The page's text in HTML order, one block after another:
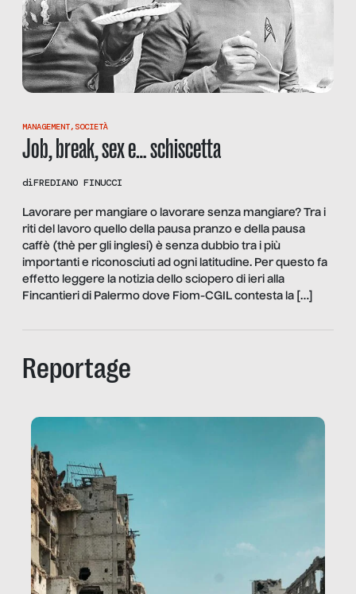
MANAGEMENT, SOCIETÀ
Job, break, sex e… schiscetta
diFREDIANO FINUCCI
Lavorare per mangiare o lavorare senza mangiare? Tra i
riti del lavoro quello della pausa pranzo e della pausa
caffè (thè per gli inglesi) è senza dubbio tra i più
importanti e riconosciuti ad ogni latitudine. Per questo fa
effetto leggere la notizia dello sciopero di ieri alla
Fincantieri di Palermo dove Fiom-CGIL contesta la […]
Reportage